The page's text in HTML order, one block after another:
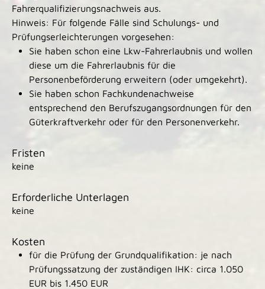
Fahrerqualifizierungsnachweis aus.
Hinweis: Für folgende Fälle sind Schulungs- und
Prüfungserleichterungen vorgesehen:
Sie haben schon eine Lkw-Fahrerlaubnis und wollen
diese um die Fahrerlaubnis für die
Personenbeförderung erweitern (oder umgekehrt).
Sie haben schon Fachkundenachweise
entsprechend den Berufszugangsordnungen für den
Güterkraftverkehr oder für den Personenverkehr.
Fristen
keine
Erforderliche Unterlagen
keine
Kosten
für die Prüfung der Grundqualifikation: je nach
Prüfungssatzung der zuständigen IHK: circa 1.050
EUR bis 1.450 EUR